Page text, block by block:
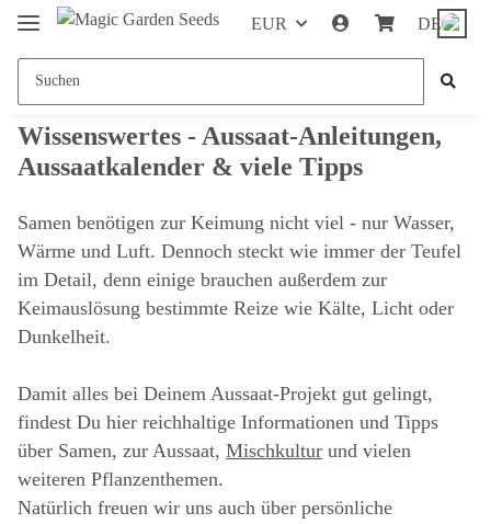
EUR DE
Wissenswertes - Aussaat-Anleitungen,
Aussaatkalender & viele Tipps
Samen benötigen zur Keimung nicht viel - nur Wasser,
Wärme und Luft. Dennoch steckt wie immer der Teufel
im Detail, denn einige brauchen außerdem zur
Keimauslösung bestimmte Reize wie Kälte, Licht oder
Dunkelheit.
Damit alles bei Deinem Aussaat-Projekt gut gelingt,
findest Du hier reichhaltige Informationen und Tipps
über Samen, zur Aussaat, Mischkultur und vielen
weiteren Pflanzenthemen.
Natürlich freuen wir uns auch über persönliche